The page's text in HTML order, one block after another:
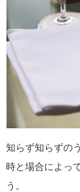
知らず知らずの
時と場合によっ
う。